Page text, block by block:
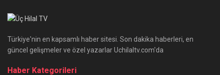
Türkiye'nin en kapsamlı haber sitesi. Son dakika haberleri, en
güncel gelişmeler ve özel yazarlar Uchilaltv.com'da
Haber Kategorileri